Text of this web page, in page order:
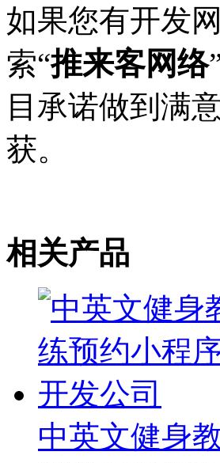
如果您有开发
索“推来客网络
目承诺做到满
获。
相关产品
中英文健身